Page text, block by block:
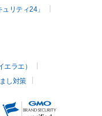
リティ24」
ラエ）
し対策